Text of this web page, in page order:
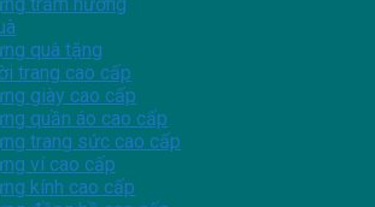
quà tặng
trang cao cấp
giày cao cấp
quần áo cao cấp
trang sức cao cấp
ví cao cấp
kính cao cấp